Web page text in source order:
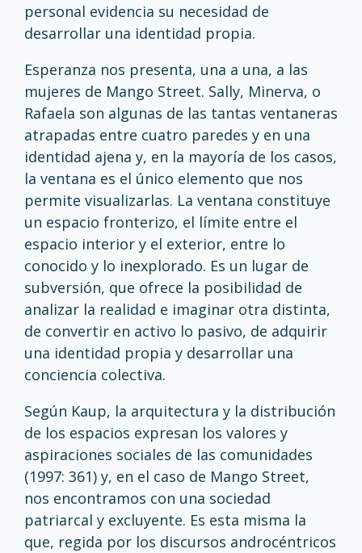
personal evidencia su necesidad de
desarrollar una identidad propia.
Esperanza nos presenta, una a una, a las
mujeres de Mango Street. Sally, Minerva, o
Rafaela son algunas de las tantas ventaneras
atrapadas entre cuatro paredes y en una
identidad ajena y, en la mayoría de los casos,
la ventana es el único elemento que nos
permite visualizarlas. La ventana constituye
un espacio fronterizo, el límite entre el
espacio interior y el exterior, entre lo
conocido y lo inexplorado. Es un lugar de
subversión, que ofrece la posibilidad de
analizar la realidad e imaginar otra distinta,
de convertir en activo lo pasivo, de adquirir
una identidad propia y desarrollar una
conciencia colectiva.
Según Kaup, la arquitectura y la distribución
de los espacios expresan los valores y
aspiraciones sociales de las comunidades
(1997: 361) y, en el caso de Mango Street,
nos encontramos con una sociedad
patriarcal y excluyente. Es esta misma la
que, regida por los discursos androcéntricos